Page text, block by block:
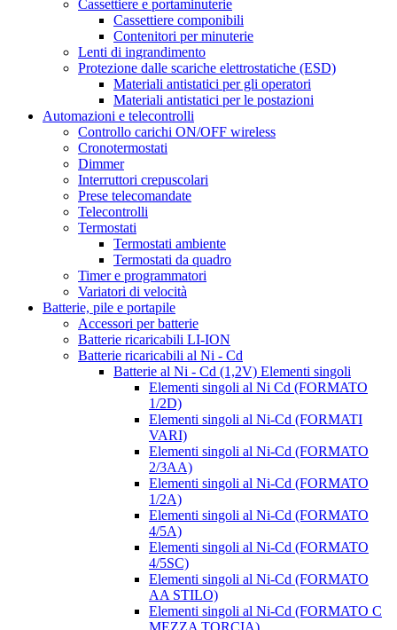
Cassettiere e portaminuterie
Cassettiere componibili
Contenitori per minuterie
Lenti di ingrandimento
Protezione dalle scariche elettrostatiche (ESD)
Materiali antistatici per gli operatori
Materiali antistatici per le postazioni
Automazioni e telecontrolli
Controllo carichi ON/OFF wireless
Cronotermostati
Dimmer
Interruttori crepuscolari
Prese telecomandate
Telecontrolli
Termostati
Termostati ambiente
Termostati da quadro
Timer e programmatori
Variatori di velocità
Batterie, pile e portapile
Accessori per batterie
Batterie ricaricabili LI-ION
Batterie ricaricabili al Ni - Cd
Batterie al Ni - Cd (1,2V) Elementi singoli
Elementi singoli al Ni Cd (FORMATO
1/2D)
Elementi singoli al Ni-Cd (FORMATI
VARI)
Elementi singoli al Ni-Cd (FORMATO
2/3AA)
Elementi singoli al Ni-Cd (FORMATO
1/2A)
Elementi singoli al Ni-Cd (FORMATO
4/5A)
Elementi singoli al Ni-Cd (FORMATO
4/5SC)
Elementi singoli al Ni-Cd (FORMATO
AA STILO)
Elementi singoli al Ni-Cd (FORMATO C
MEZZA TORCIA)